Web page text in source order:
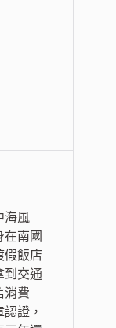
海風
在南國
假飯店
到交通
消費
證，